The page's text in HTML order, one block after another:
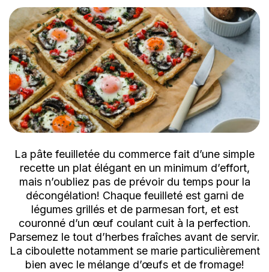
La pâte feuilletée du commerce fait d’une simple
recette un plat élégant en un minimum d’effort,
mais n’oubliez pas de prévoir du temps pour la
décongélation! Chaque feuilleté est garni de
légumes grillés et de parmesan fort, et est
couronné d’un œuf coulant cuit à la perfection.
Parsemez le tout d’herbes fraîches avant de servir.
La ciboulette notamment se marie particulièrement
bien avec le mélange d’œufs et de fromage!